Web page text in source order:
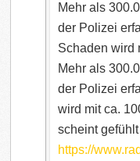
Mehr als
der Polizei
Schaden wird
Mehr als
der Polizei
wird mit ca.
scheint
https://